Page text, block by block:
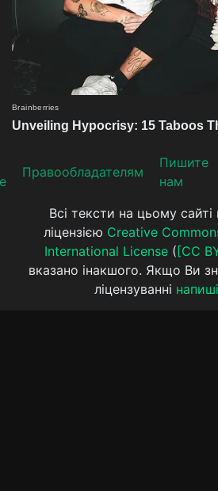
Прaвooблaдателям
Пишите
нам
Всі тексти на цьому
ліцензією Creative
International License( [CC
вказано інакшого. Якщо Ви
ліцензуванні